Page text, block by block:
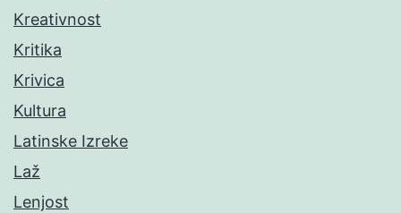
Kreativnost
Kritika
Krivica
Kultura
Latinske Izreke
Laž
Lenjost